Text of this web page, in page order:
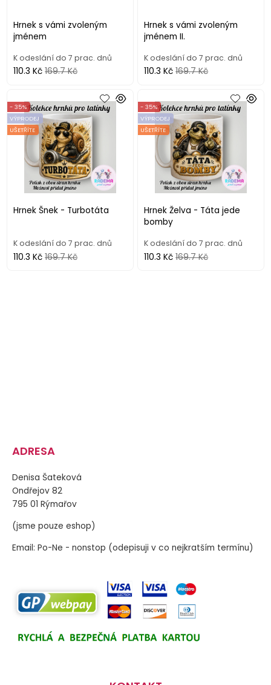
Hrnek s vámi zvoleným
jménem
K odeslání do 7 prac. dnů
110.3 Kč 169.7 Kč
Hrnek s vámi zvoleným
jménem II.
K odeslání do 7 prac. dnů
110.3 Kč 169.7 Kč
Hrnek Šnek - Turbotáta
- 35%
VÝPRODEJ
UŠETŘÍTE
K odeslání do 7 prac. dnů
110.3 Kč 169.7 Kč
Hrnek Želva - Táta jede
bomby
- 35%
VÝPRODEJ
UŠETŘÍTE
K odeslání do 7 prac. dnů
110.3 Kč 169.7 Kč
ADRESA
Denisa Šateková
Ondřejov 82
795 01 Rýmařov
(jsme pouze eshop)
Email: Po-Ne - nonstop (odepisuji v co nejkratším termínu)